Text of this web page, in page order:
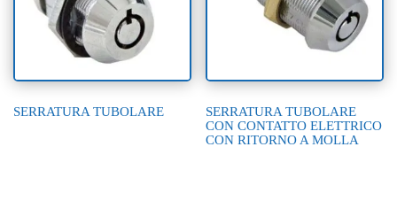
SERRATURA TUBOLARE
SERRATURA TUBOLARE
CON CONTATTO ELETTRICO
CON RITORNO A MOLLA